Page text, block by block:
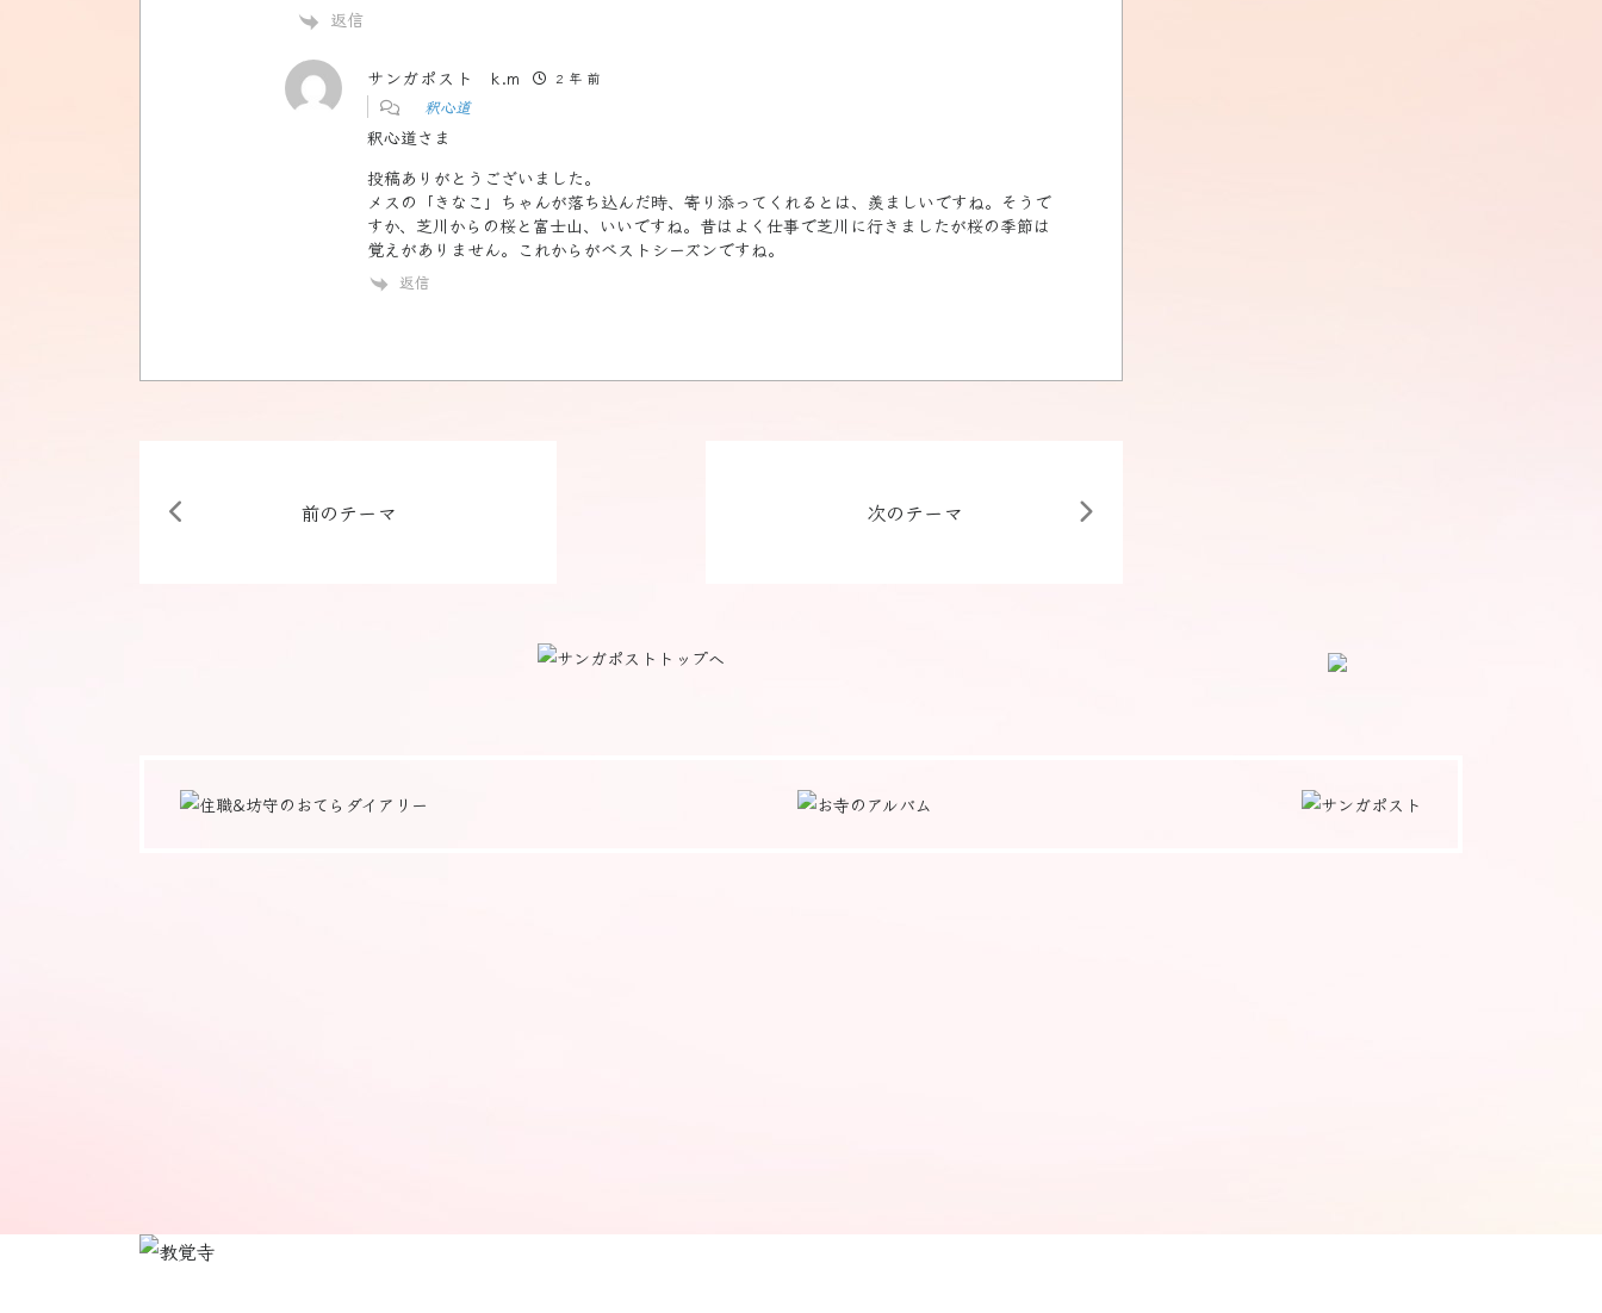
返信
サンガポスト k.m 2 年 前
釈心道
釈心道さま
投稿ありがとうございました。
メスの「きなこ」ちゃんが落ち込んだ時、寄り添ってくれるとは、羨ましいですね。そうで
すか、芝川からの桜と富士山、いいですね。昔はよく仕事で芝川に行きましたが桜の季節は
覚えがありません。これからがベストシーズンですね。
返信
前のテーマ 次のテーマ